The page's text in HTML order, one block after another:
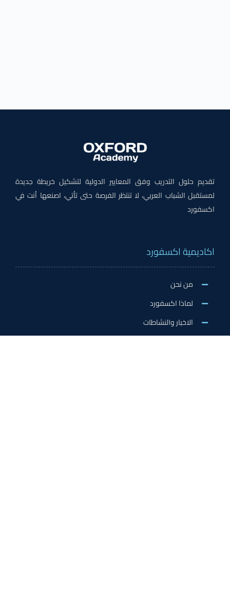
تقديم حلول التدريب وفق المعايير الدولية لتشكيل خريطة جديدة
لمستقبل الشباب العربي، لا تنتظر الفرصة حتى تأتي، اصنعها أنت في
اكسفورد
اكاديمية اكسفورد
من نحن
لماذا اكسفورد
الاخبار والنشاطات